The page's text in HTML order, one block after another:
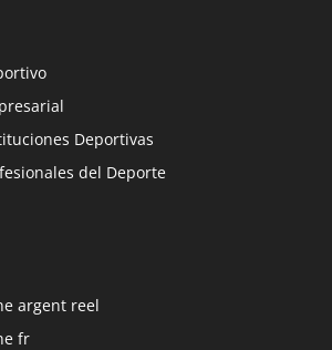
Deportivas
del Deporte
argent reel
fr